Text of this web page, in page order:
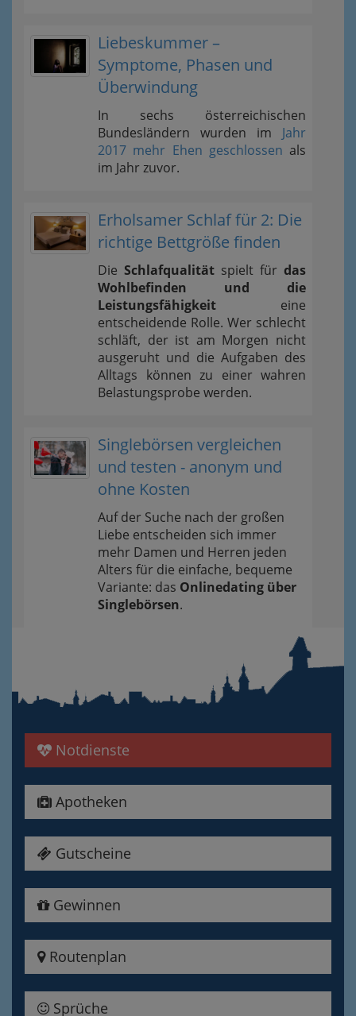
Liebeskummer –
Symptome, Phasen und
Überwindung
In sechs österreichischen
Bundesländern wurden im Jahr
2017 mehr Ehen geschlossen als
im Jahr zuvor.
Erholsamer Schlaf für 2: Die
richtige Bettgröße finden
Die Schlafqualität spielt für das
Wohlbefinden und die
Leistungsfähigkeit eine
entscheidende Rolle. Wer schlecht
schläft, der ist am Morgen nicht
ausgeruht und die Aufgaben des
Alltags können zu einer wahren
Belastungsprobe werden.
Singlebörsen vergleichen
und testen - anonym und
ohne Kosten
Auf der Suche nach der großen
Liebe entscheiden sich immer
mehr Damen und Herren jeden
Alters für die einfache, bequeme
Variante: das Onlinedating über
Singlebörsen.
Notdienste
Apotheken
Gutscheine
Gewinnen
Routenplan
Sprüche